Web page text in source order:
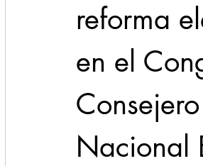
reforma
en el
Nacional